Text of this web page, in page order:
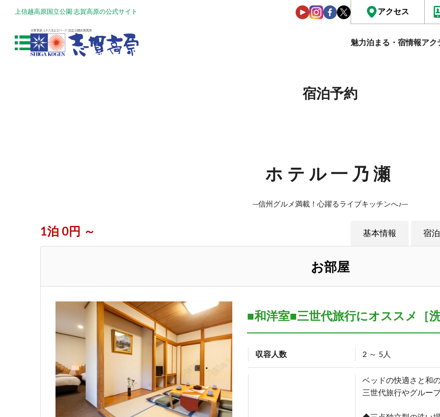
上信越高原国立公園 志賀高原の公式サイト アクセス
魅力泊まる・宿情報アク
宿泊予約
ホテル一乃瀬
─信州グルメ満載！心躍るライブキッチンへ♪─
1泊 0円 ～ 基本情報 宿
お部屋
■和洋室■三世代旅行にオススメ［
収容人数 2 ～ 5人
ベッドの快適さと和
三世代旅行やグルー